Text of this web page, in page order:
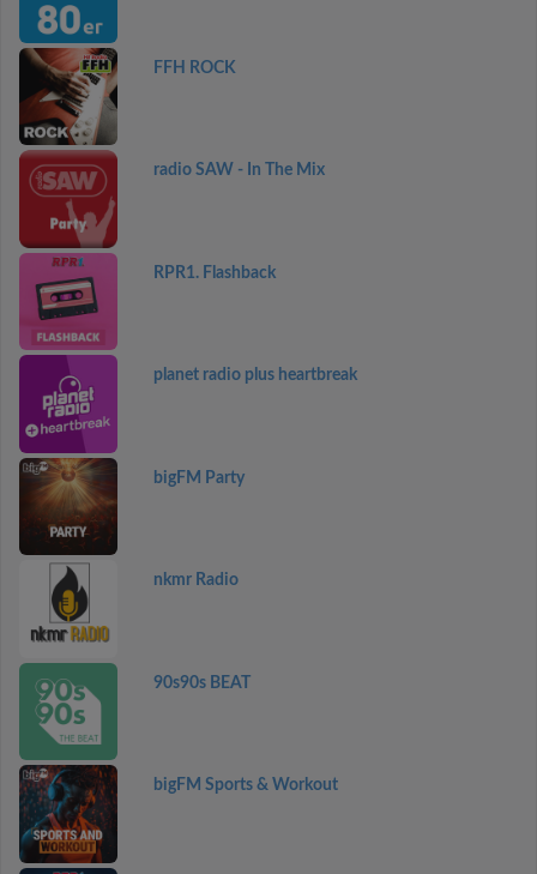
FFH ROCK
radio SAW - In The Mix
RPR1. Flashback
planet radio plus heartbreak
bigFM Party
nkmr Radio
90s90s BEAT
bigFM Sports & Workout